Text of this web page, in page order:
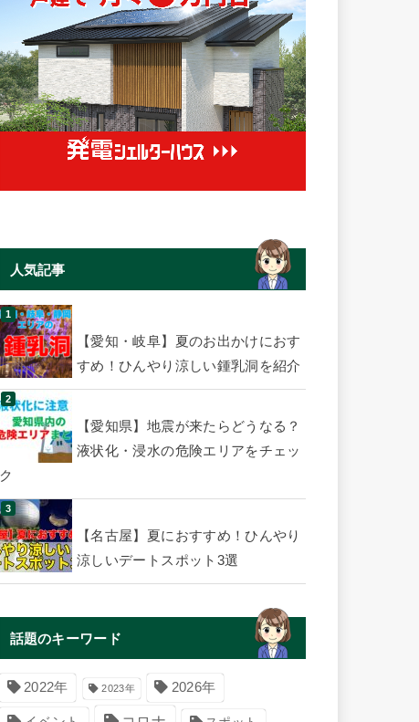
人気記事
【愛知・岐阜】夏のお出かけにおす
すめ！ひんやり涼しい鍾乳洞を紹介
【愛知県】地震が来たらどうなる？
液状化・浸水の危険エリアをチェッ
ク
【名古屋】夏におすすめ！ひんやり
涼しいデートスポット3選
話題のキーワード
2022年 2023年 2026年